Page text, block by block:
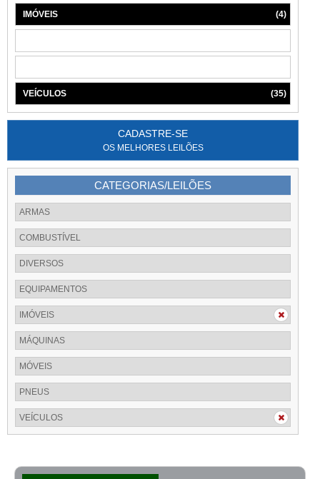
IMÓVEIS (4)
VEÍCULOS (35)
CADASTRE-SE
OS MELHORES LEILÕES
CATEGORIAS/LEILÕES
ARMAS
COMBUSTÍVEL
DIVERSOS
EQUIPAMENTOS
IMÓVEIS
MÁQUINAS
MÓVEIS
PNEUS
VEÍCULOS